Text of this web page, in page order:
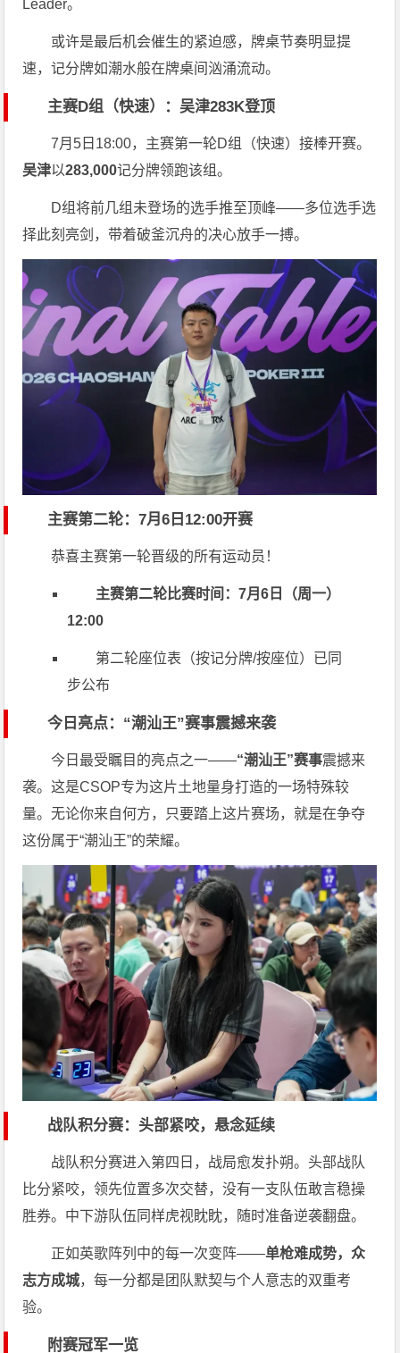
Leader。
或许是最后机会催生的紧迫感，牌桌节奏明显提
速，记分牌如潮水般在牌桌间汹涌流动。
主赛D组（快速）：吴津283K登顶
7月5日18:00，主赛第一轮D组（快速）接棒开赛。
吴津以283,000记分牌领跑该组。
D组将前几组未登场的选手推至顶峰——多位选手选
择此刻亮剑，带着破釜沉舟的决心放手一搏。
主赛第二轮：7月6日12:00开赛
恭喜主赛第一轮晋级的所有运动员！
主赛第二轮比赛时间：7月6日（周一）
12:00
第二轮座位表（按记分牌/按座位）已同
步公布
今日亮点：“潮汕王”赛事震撼来袭
今日最受瞩目的亮点之一——“潮汕王”赛事震撼来
袭。这是CSOP专为这片土地量身打造的一场特殊较
量。无论你来自何方，只要踏上这片赛场，就是在争夺
这份属于“潮汕王”的荣耀。
战队积分赛：头部紧咬，悬念延续
战队积分赛进入第四日，战局愈发扑朔。头部战队
比分紧咬，领先位置多次交替，没有一支队伍敢言稳操
胜券。中下游队伍同样虎视眈眈，随时准备逆袭翻盘。
正如英歌阵列中的每一次变阵——单枪难成势，众
志方成城，每一分都是团队默契与个人意志的双重考
验。
附赛冠军一览